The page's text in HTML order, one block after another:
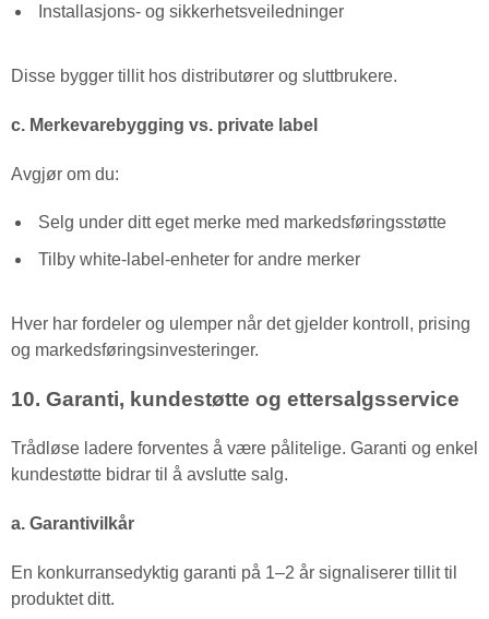
Installasjons- og sikkerhetsveiledninger
Disse bygger tillit hos distributører og sluttbrukere.
c. Merkevarebygging vs. private label
Avgjør om du:
Selg under ditt eget merke med markedsføringsstøtte
Tilby white-label-enheter for andre merker
Hver har fordeler og ulemper når det gjelder kontroll, prising
og markedsføringsinvesteringer.
10. Garanti, kundestøtte og ettersalgsservice
Trådløse ladere forventes å være pålitelige. Garanti og enkel
kundestøtte bidrar til å avslutte salg.
a. Garantivilkår
En konkurransedyktig garanti på 1–2 år signaliserer tillit til
produktet ditt.